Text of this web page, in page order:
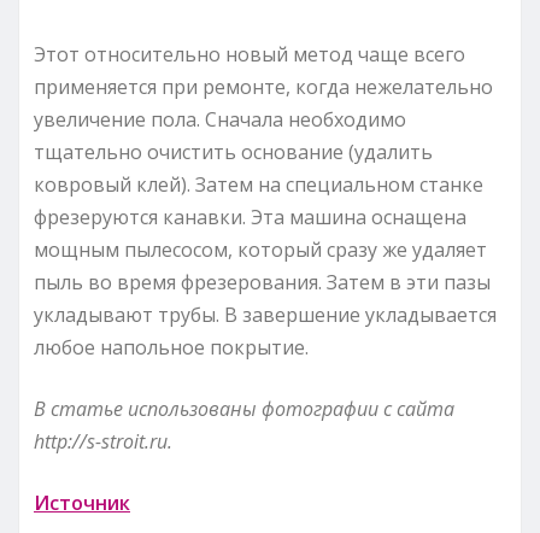
Этот относительно новый метод чаще всего
применяется при ремонте, когда нежелательно
увеличение пола. Сначала необходимо
тщательно очистить основание (удалить
ковровый клей). Затем на специальном станке
фрезеруются канавки. Эта машина оснащена
мощным пылесосом, который сразу же удаляет
пыль во время фрезерования. Затем в эти пазы
укладывают трубы. В завершение укладывается
любое напольное покрытие.
В статье использованы фотографии с сайта
http://s-stroit.ru.
Источник